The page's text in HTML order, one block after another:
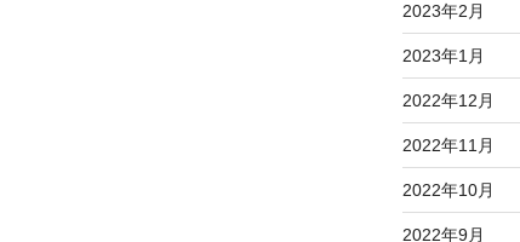
2023年2月
2023年1月
2022年12月
2022年11月
2022年10月
2022年9月